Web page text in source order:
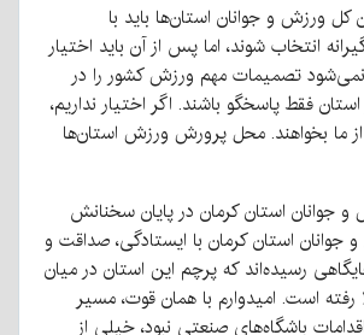
کل ورزش و جوانان استان‌ها باید با
انتخاب شوند، اما پس از آن باید اختیار
تصمیمات مهم ورزش کشور را در
فقط پاسخگو باشند. اگر اختیار نداریم،
ما بخواهند. محل پرورش ورزش استان‌ها
جوانان استان کرمان در پایان سخنانش
استان کرمان با ایستادگی، صداقت و
رسیده‌اند که پرچم این استان در میان
رفته است. امیدوارم با همان قوت، مسیر
باشگاه‌های صنعتی نبود، خیلی از